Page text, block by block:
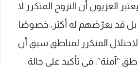
الغزيون أن النزوح المتكرر لا
قد يعرّضهم له أكثر، خصوصًا
المتكرر لمناطق سبق أن
“آمنة”، في تأكيد على حالة